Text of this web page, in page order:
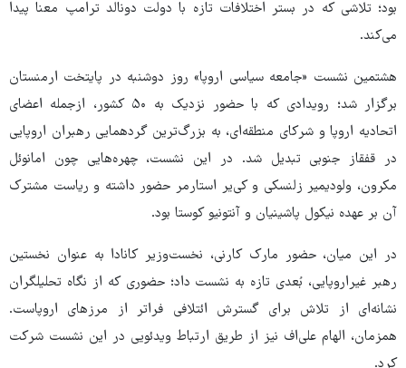
بود؛ تلاشی که در بستر اختلافات تازه با دولت دونالد ترامپ معنا پیدا
می‌کند.
هشتمین نشست «جامعه سیاسی اروپا» روز دوشنبه در پایتخت ارمنستان
برگزار شد؛ رویدادی که با حضور نزدیک به ۵۰ کشور، ازجمله اعضای
اتحادیه اروپا و شرکای منطقه‌ای، به بزرگ‌ترین گردهمایی رهبران اروپایی
در قفقاز جنوبی تبدیل شد. در این نشست، چهره‌هایی چون امانوئل
مکرون، ولودیمیر زلنسکی و کی‌یر استارمر حضور داشته و ریاست مشترک
آن بر عهده نیکول پاشینیان و آنتونیو کوستا بود.
در این میان، حضور مارک کارنی، نخست‌وزیر کانادا به عنوان نخستین
رهبر غیراروپایی، بُعدی تازه به نشست داد؛ حضوری که از نگاه تحلیلگران
نشانه‌ای از تلاش برای گسترش ائتلافی فراتر از مرزهای اروپاست.
همزمان، الهام علی‌اف نیز از طریق ارتباط ویدئویی در این نشست شرکت